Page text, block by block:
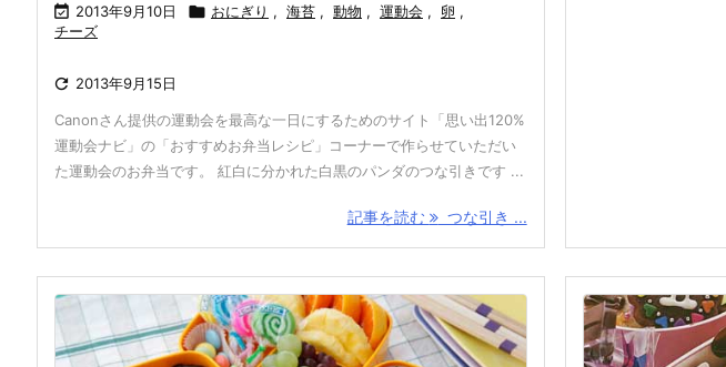
 2013年9月10日  おにぎり , 海苔 , 動物 , 運動会 , 卵 ,
チーズ
 2013年9月15日
Canonさん提供の運動会を最高な一日にするためのサイト「思い出120%
運動会ナビ」の「おすすめお弁当レシピ」コーナーで作らせていただい
た運動会のお弁当です。 紅白に分かれた白黒のパンダのつな引きです ...
記事を読む つな引き ...